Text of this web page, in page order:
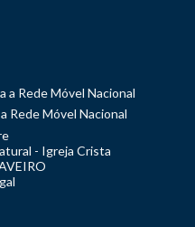
a Rede Móvel Nacional
Rede Móvel Nacional
- Igreja Crista